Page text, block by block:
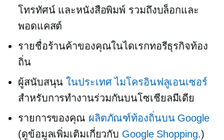
โทรทัศน์ และหนังสือพิมพ์ รวมถึงบล็อกและ
พอดแคสต์
รายชื่อร้านค้าของคุณในไดเรกทอรีธุรกิจท้อง
ถิ่น
ผู้สนับสนุนในประเทศไมโครอินฟลูเอนเซอร์
สำหรับการทำงานร่วมกันบนโซเชียลมีเดีย
รายการของคุณ ผลิตภัณฑ์ท้องถิ่นบน Google
(ดูข้อมูลเพิ่มเติมเกี่ยวกับ Google Shopping.)